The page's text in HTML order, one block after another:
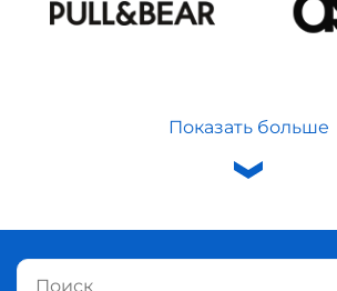
Показать больше